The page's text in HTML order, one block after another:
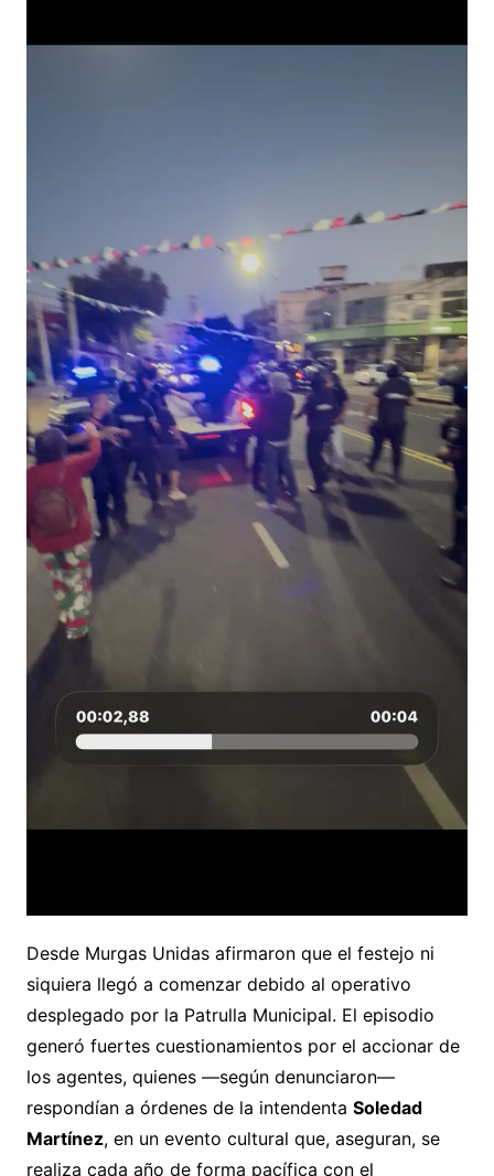
Desde Murgas Unidas afirmaron que el festejo ni
siquiera llegó a comenzar debido al operativo
desplegado por la Patrulla Municipal. El episodio
generó fuertes cuestionamientos por el accionar de
los agentes, quienes —según denunciaron—
respondían a órdenes de la intendenta Soledad
Martínez, en un evento cultural que, aseguran, se
realiza cada año de forma pacífica con el